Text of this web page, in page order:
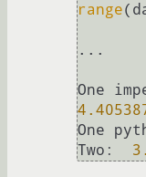
range
...
One
Two: